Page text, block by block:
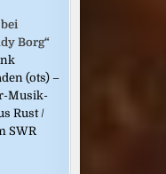
Borg“
(ots) –
Musik-
Rust /
SWR